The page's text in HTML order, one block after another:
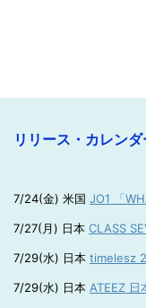
リリース・カレンダ
7/24(金) 米国 JO1 「
7/27(月) 日本 CLASS
7/29(水) 日本 timelesz
7/29(水) 日本 ATEEZ